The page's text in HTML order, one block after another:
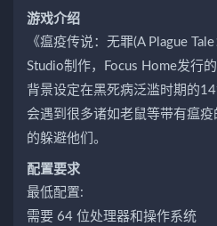
游戏介绍
《瘟疫传说：无罪(A Plague
Studio制作，Focus Home发行
背景设定在黑死病泛滥时期的
会遇到很多诸如老鼠等带有瘟
的躲避他们。
配置要求
最低配置:
需要 64 位处理器和操作系统